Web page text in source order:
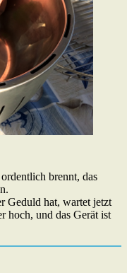
brennt, das
Geduld hat, wartet jetzt
hoch, und das Gerät ist